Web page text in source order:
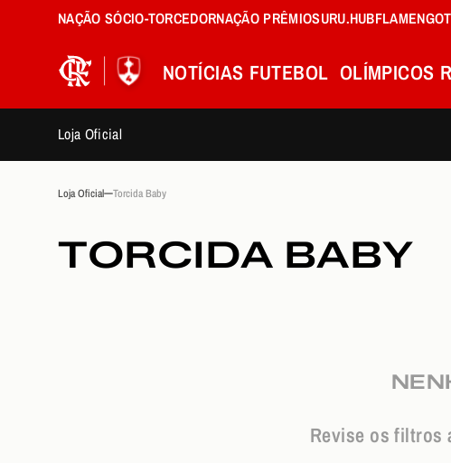
NAÇÃO SÓCIO-TORCEDORNAÇÃO PRÊMIOSURU.HUB
NOTÍCIAS FUTEBOL OLÍMPICOS
Loja Oficial
Loja Oficial Torcida Baby
TORCIDA BABY
Revise os filtros